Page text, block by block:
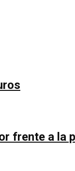
frente a la